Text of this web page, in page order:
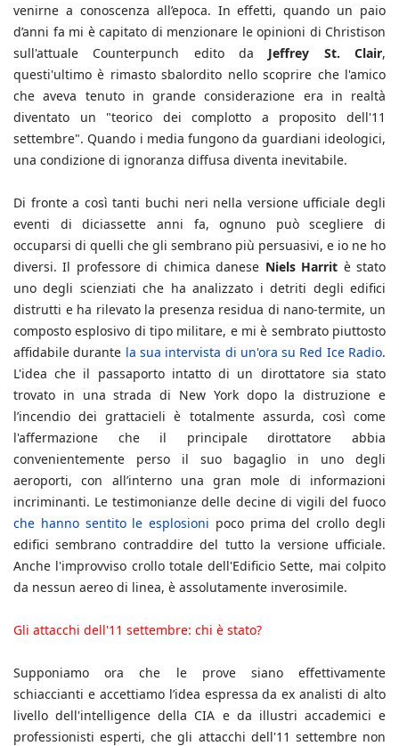
venirne a conoscenza all’epoca. In effetti, quando un paio
d’anni fa mi è capitato di menzionare le opinioni di Christison
sull'attuale Counterpunch edito da Jeffrey St. Clair,
questi'ultimo è rimasto sbalordito nello scoprire che l'amico
che aveva tenuto in grande considerazione era in realtà
diventato un "teorico dei complotto a proposito dell'11
settembre". Quando i media fungono da guardiani ideologici,
una condizione di ignoranza diffusa diventa inevitabile.
Di fronte a così tanti buchi neri nella versione ufficiale degli
eventi di diciassette anni fa, ognuno può scegliere di
occuparsi di quelli che gli sembrano più persuasivi, e io ne ho
diversi. Il professore di chimica danese Niels Harrit è stato
uno degli scienziati che ha analizzato i detriti degli edifici
distrutti e ha rilevato la presenza residua di nano-termite, un
composto esplosivo di tipo militare, e mi è sembrato piuttosto
affidabile durante la sua intervista di un'ora su Red Ice Radio.
L'idea che il passaporto intatto di un dirottatore sia stato
trovato in una strada di New York dopo la distruzione e
l’incendio dei grattacieli è totalmente assurda, così come
l'affermazione che il principale dirottatore abbia
convenientemente perso il suo bagaglio in uno degli
aeroporti, con all’interno una gran mole di informazioni
incriminanti. Le testimonianze delle decine di vigili del fuoco
che hanno sentito le esplosioni poco prima del crollo degli
edifici sembrano contraddire del tutto la versione ufficiale.
Anche l'improvviso crollo totale dell'Edificio Sette, mai colpito
da nessun aereo di linea, è assolutamente inverosimile.
Gli attacchi dell'11 settembre: chi è stato?
Supponiamo ora che le prove siano effettivamente
schiaccianti e accettiamo l’idea espressa da ex analisti di alto
livello dell'intelligence della CIA e da illustri accademici e
professionisti esperti, che gli attacchi dell'11 settembre non